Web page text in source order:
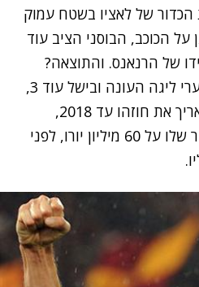
הכדור של לאציו בשטח עמוק
על הכוכב, הבוסני הציב עוד
של הרנאנס. והתוצאה?
הברזילאי הבקיע כבר 7 שערי ליגה העונה ובישל עוד 3,
ובקבוצה כבר חושבים להאריך את חוזהו עד 2018,
ולהעמיד את סעיף השחרור שלו על 60 מיליון יורו, לפני